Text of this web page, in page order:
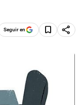
Seguir en